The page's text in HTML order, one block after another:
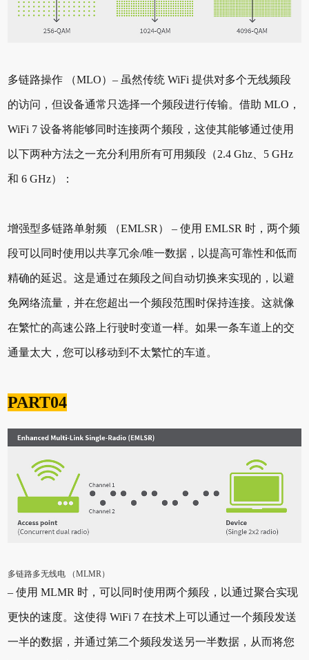
多链路操作 （MLO）– 虽然传统 WiFi 提供对多个无线频段
的访问，但设备通常只选择一个频段进行传输。借助 MLO，
WiFi 7 设备将能够同时连接两个频段，这使其能够通过使用
以下两种方法之一充分利用所有可用频段（2.4 Ghz、5 GHz
和 6 GHz）：
增强型多链路单射频 （EMLSR） – 使用 EMLSR 时，两个频
段可以同时使用以共享冗余/唯一数据，以提高可靠性和低而
精确的延迟。这是通过在频段之间自动切换来实现的，以避
免网络流量，并在您超出一个频段范围时保持连接。这就像
在繁忙的高速公路上行驶时变道一样。如果一条车道上的交
通量太大，您可以移动到不太繁忙的车道。
PART04
多链路多无线电 （MLMR）
– 使用 MLMR 时，可以同时使用两个频段，以通过聚合实现
更快的速度。这使得 WiFi 7 在技术上可以通过一个频段发送
一半的数据，并通过第二个频段发送另一半数据，从而将您